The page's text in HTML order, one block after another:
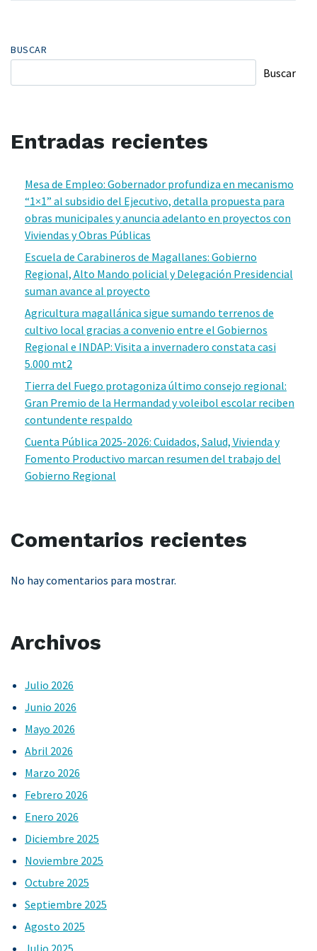
BUSCAR
Buscar
Entradas recientes
Mesa de Empleo: Gobernador profundiza en mecanismo
“1×1” al subsidio del Ejecutivo, detalla propuesta para
obras municipales y anuncia adelanto en proyectos con
Viviendas y Obras Públicas
Escuela de Carabineros de Magallanes: Gobierno
Regional, Alto Mando policial y Delegación Presidencial
suman avance al proyecto
Agricultura magallánica sigue sumando terrenos de
cultivo local gracias a convenio entre el Gobiernos
Regional e INDAP: Visita a invernadero constata casi
5.000 mt2
Tierra del Fuego protagoniza último consejo regional:
Gran Premio de la Hermandad y voleibol escolar reciben
contundente respaldo
Cuenta Pública 2025-2026: Cuidados, Salud, Vivienda y
Fomento Productivo marcan resumen del trabajo del
Gobierno Regional
Comentarios recientes
No hay comentarios para mostrar.
Archivos
Julio 2026
Junio 2026
Mayo 2026
Abril 2026
Marzo 2026
Febrero 2026
Enero 2026
Diciembre 2025
Noviembre 2025
Octubre 2025
Septiembre 2025
Agosto 2025